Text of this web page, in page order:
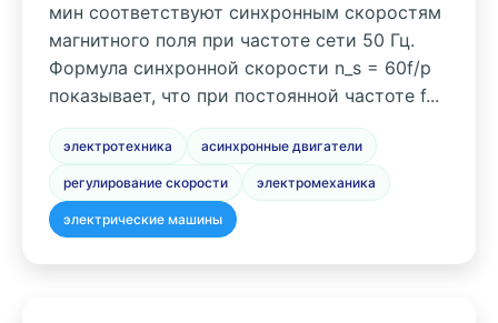
мин соответствуют синхронным скоростям
магнитного поля при частоте сети 50 Гц.
Формула синхронной скорости n_s = 60f/p
показывает, что при постоянной частоте f...
электротехника асинхронные двигатели
регулирование скорости электромеханика
электрические машины